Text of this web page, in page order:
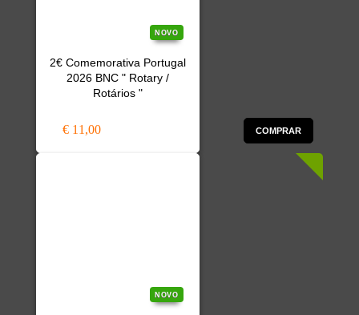
NOVO
2€ Comemorativa Portugal
2026 BNC " Rotary /
Rotários "
€ 11,00 COMPRAR
NOVO